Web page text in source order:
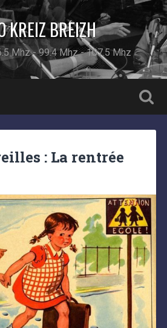
KREIZ BREIZH
Mhz - 99.4 Mhz - 107.5 Mhz
: La rentrée